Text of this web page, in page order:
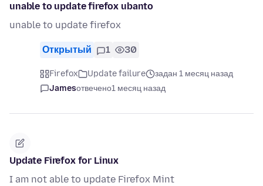
unable to update firefox ubanto
unable to update firefox
Открытый 1 30
Firefox Update failure
задан 1 месяц назад
Jamesотвечено1 месяц назад
Update Firefox for Linux
I am not able to update Firefox Mint